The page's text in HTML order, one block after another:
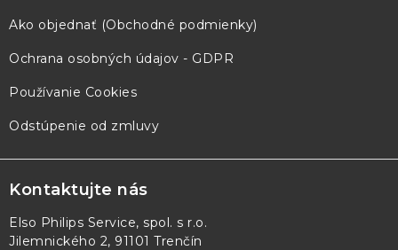
Ako objednať (Obchodné podmienky)
Ochrana osobných údajov - GDPR
Používanie Cookies
Odstúpenie od zmluvy
Kontaktujte nás
Elso Philips Service, spol. s r.o.
Jilemnického 2, 91101 Trenčín